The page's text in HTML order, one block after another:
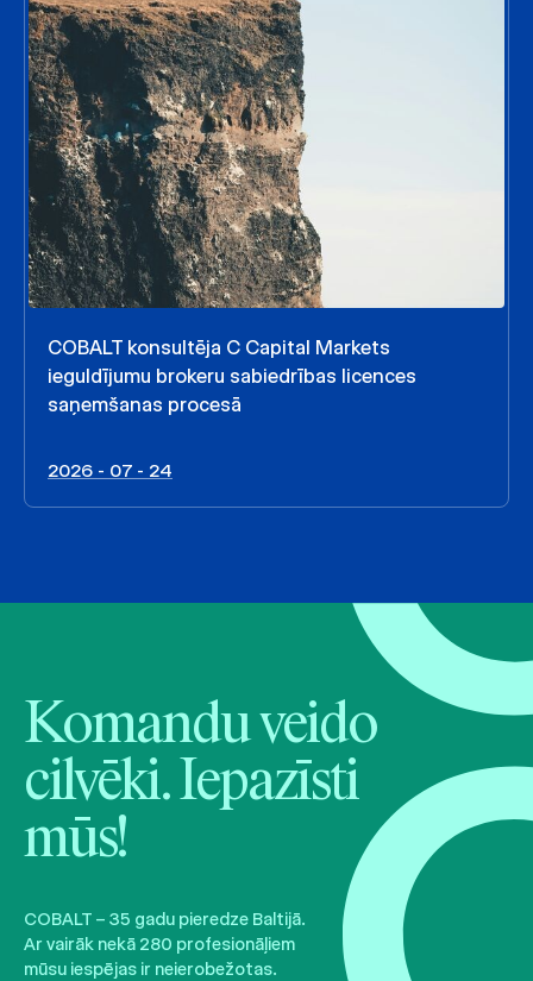
COBALT konsultēja C Capital Markets
ieguldījumu brokeru sabiedrības licences
saņemšanas procesā
2026 - 07 - 24
Komandu veido
cilvēki. Iepazīsti
mūs!
COBALT – 35 gadu pieredze Baltijā.
Ar vairāk nekā 280 profesionāļiem
mūsu iespējas ir neierobežotas.